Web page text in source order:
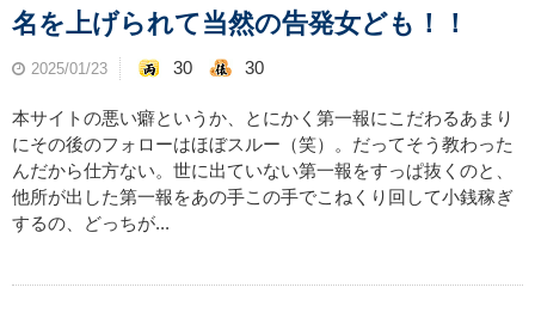
名を上げられて当然の告発女ども！！
2025/01/23 30 30
本サイトの悪い癖というか、とにかく第一報にこだわるあまり
にその後のフォローはほぼスルー（笑）。だってそう教わった
んだから仕方ない。世に出ていない第一報をすっぱ抜くのと、
他所が出した第一報をあの手この手でこねくり回して小銭稼ぎ
するの、どっちが...